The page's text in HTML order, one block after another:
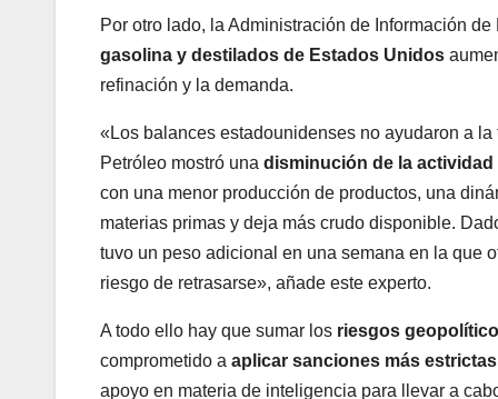
Por otro lado, la Administración de Información
gasolina y destilados de Estados Unidos
refinación y la demanda.
«Los balances estadounidenses no ayudaron a
Petróleo mostró una disminución de la
con una menor producción de productos, una
materias primas y deja más crudo disponible.
tuvo un peso adicional en una semana en la que
riesgo de retrasarse», añade este experto.
A todo ello hay que sumar los riesgos
comprometido a aplicar sanciones más
apoyo en materia de inteligencia para llevar a